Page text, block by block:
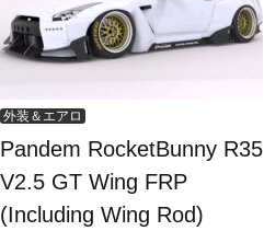
外装＆エアロ
Pandem RocketBunny R35
V2.5 GT Wing FRP
(Including Wing Rod)